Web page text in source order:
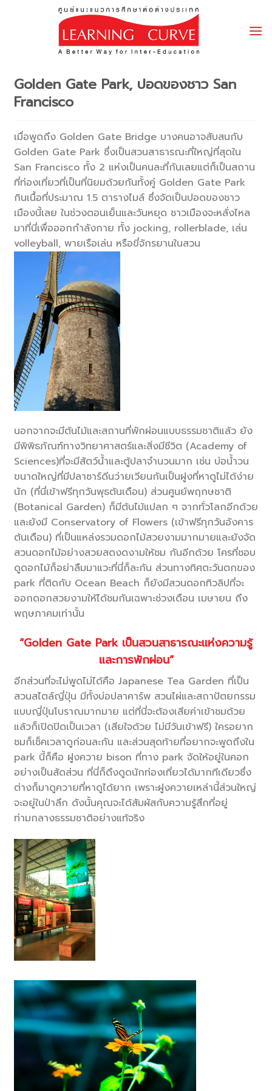
Golden Gate Park, ปอดของชาว San
Francisco
เมื่อพูดถึง Golden Gate Bridge บางคนอาจสับสนกับ
Golden Gate Park ซึ่งเป็นสวนสาธารณะที่ใหญ่ที่สุดใน
San Francisco ทั้ง 2 แห่งเป็นคนละที่กันเลยแต่ก็เป็นสถาน
ที่ท่องเที่ยวที่เป็นที่นิยมด้วยกันทั้งคู่ Golden Gate Park
กินเนื้อที่ประมาณ 1.5 ตารางไมล์ ซึ่งจัดเป็นปอดของชาว
เมืองนี้เลย ในช่วงตอนเย็นและวันหยุด ชาวเมืองจะหลั่งไหล
มาที่นี่เพื่อออกกำลังกาย ทั้ง jocking, rollerblade, เล่น
volleyball, พายเรือเล่น หรือขี่จักรยานในสวน
นอกจากจะมีต้นไม้และสถานที่พักผ่อนแบบธรรมชาติแล้ว ยัง
มีพิพิธภัณฑ์ทางวิทยาศาสตร์และสิ่งมีชีวิต (Academy of
Sciences)ที่จะมีสัตว์น้ำและตู้ปลาจำนวนมาก เช่น บ่อน้ำวน
ขนาดใหญ่ที่มีปลาซาร์ดีนว่ายเวียนกันเป็นฝูงที่หาดูไม่ได้ง่าย
นัก (ที่นี่เข้าฟรีทุกวันพุธต้นเดือน) ส่วนศูนย์พฤกษชาติ
(Botanical Garden) ก็มีต้นไม้แปลก ๆ จากทั่วโลกอีกด้วย
และยังมี Conservatory of Flowers (เข้าฟรีทุกวันอังคาร
ต้นเดือน) ที่เป็นแหล่งรวมดอกไม้สวยงามมากมายและยังจัด
สวนดอกไม้อย่างสวยสดงดงามให้ชม กันอีกด้วย โครที่ชอบ
ดูดอกไม้ก็อย่าลืมมาแวะที่นี่ก็ละกัน ส่วนทางทิศตะวันตกของ
park ที่ติดกับ Ocean Beach ก็ยังมีสวนดอกทิวลิปที่จะ
ออกดอกสวยงามให้ได้ชมกันเฉพาะช่วงเดือน เมษายน ถึง
พฤษภาคมเท่านั้น
“Golden Gate Park เป็นสวนสาธารณะแห่งความรู้
และการพักผ่อน”
อีกส่วนที่จะไม่พูดไม่ได้คือ Japanese Tea Garden ที่เป็น
สวนสไตล์ญี่ปุ่น มีทั้งบ่อปลาคาร์พ สวนไผ่และสถาปัตยกรรม
แบบญี่ปุ่นโบราณมากมาย แต่ที่นี่จะต้องเสียค่าเข้าชมด้วย
แล้วก็เปิดปิดเป็นเวลา (เสียใจด้วย ไม่มีวันเข้าฟรี) ใครอยาก
ชมก็เช็คเวลาดูก่อนละกัน และส่วนสุดท้ายที่อยากจะพูดถึงใน
park นี้ก็คือ ฝูงควาย bison ที่ทาง park จัดให้อยู่ในคอก
อย่างเป็นสัดส่วน ที่นี่ก็ดึงดูดนักท่องเที่ยวได้มากทีเดียวซึ่ง
ต่างก็มาดูควายที่หาดูได้ยาก เพราะฝูงควายเหล่านี้ส่วนใหญ่
จะอยู่ในป่าลึก ดังนั้นคุณจะได้สัมผัสกับความรู้สึกที่อยู่
ท่ามกลางธรรมชาติอย่างแท้จริง